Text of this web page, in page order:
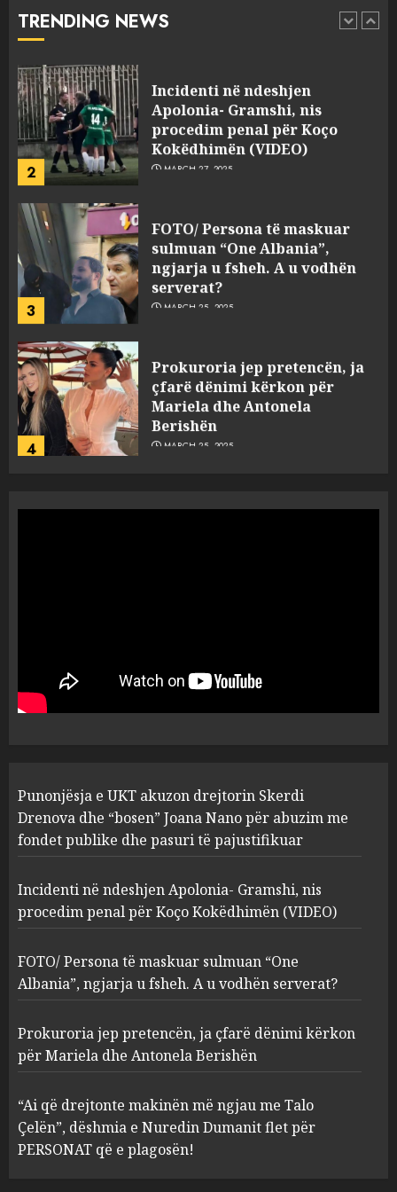
TRENDING NEWS
1
pasuri të pajustifikuar
2
Incidenti në ndeshjen
Apolonia- Gramshi, nis
procedim penal për Koço
Kokëdhimën (VIDEO)
MARCH 27, 2025
3
FOTO/ Persona të maskuar
sulmuan “One Albania”,
ngjarja u fsheh. A u vodhën
serverat?
MARCH 25, 2025
4
Prokuroria jep pretencën, ja
çfarë dënimi kërkon për
Mariela dhe Antonela
Berishën
MARCH 25, 2025
1
“bosen” Joana Nano për
abuzim me fondet publike dhe
pasuri të pajustifikuar
2
Apolonia- Gramshi, nis
procedim penal për Koço
Kokëdhimën (VIDEO)
MARCH 27, 2025
3
FOTO/ Persona të maskuar
sulmuan “One Albania”,
ngjarja u fsheh. A u vodhën
serverat?
MARCH 25, 2025
4
Prokuroria jep pretencën, ja
çfarë dënimi kërkon për
Berishën
MARCH 25, 2025
Punonjësja e UKT akuzon drejtorin Skerdi
Drenova dhe “bosen” Joana Nano për abuzim me
fondet publike dhe pasuri të pajustifikuar
Incidenti në ndeshjen Apolonia- Gramshi, nis
procedim penal për Koço Kokëdhimën (VIDEO)
FOTO/ Persona të maskuar sulmuan “One
Albania”, ngjarja u fsheh. A u vodhën serverat?
Prokuroria jep pretencën, ja çfarë dënimi kërkon
për Mariela dhe Antonela Berishën
“Ai që drejtonte makinën më ngjau me Talo
Çelën”, dëshmia e Nuredin Dumanit flet për
PERSONAT që e plagosën!